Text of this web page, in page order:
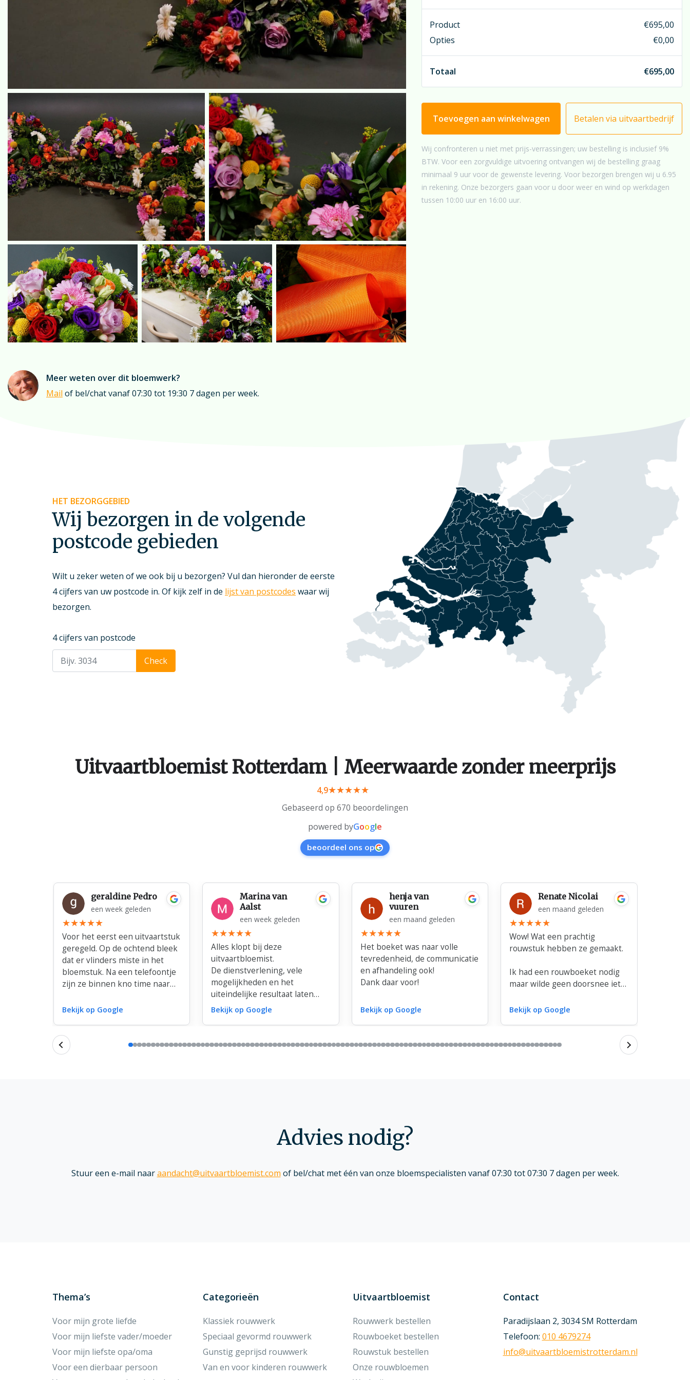
Meer weten over dit bloemwerk?
Mail of bel/chat vanaf 07:30 tot 19:30 7 dagen per week.
Overweegt u een (bedrukt) rouwlint? Denk dan eens aan oranje. U
bereikt dan een zeer goede match met de oranje trosrozen. Maar
natuurlijk kan er veel meer; kijkt u hiervoor even bij“rouwlint”; u
treft hier een reuzenkeuze aan linten.
Product €695,00
Opties
€0,00
Totaal €695,00
Toevoegen aan winkelwagen Betalen via uitvaartbedrijf
Wij confronteren u niet met prijs-verrassingen; uw bestelling is inclusief 9%
BTW. Voor een zorgvuldige uitvoering ontvangen wij de bestelling graag
minimaal 9 uur voor de gewenste levering. Voor bezorgen brengen wij u 6.95
in rekening. Onze bezorgers gaan voor u door weer en wind op werkdagen
tussen 10:00 uur en 16:00 uur.
HET BEZORGGEBIED
Wij bezorgen in de volgende
postcode gebieden
Wilt u zeker weten of we ook bij u bezorgen? Vul dan hieronder de eerste
4 cijfers van uw postcode in. Of kijk zelf in de lijst van postcodes waar wij
bezorgen.
4 cijfers van postcode
Check
Uitvaartbloemist Rotterdam | Meerwaarde zonder meerprijs
4,9
Gebaseerd op 670 beoordelingen
powered byGoogle
beoordeel ons op
geraldine Pedro
een week geleden
Voor het eerst een uitvaartstuk
geregeld. Op de ochtend bleek
dat er vlinders miste in het
bloemstuk. Na een telefoontje
zijn ze binnen kno time naar
vlinders om alsnog in het
Bekijk op Google
Marina van
Aalst
een week geleden
Alles klopt bij deze
uitvaartbloemist.
De dienstverlening, vele
mogelijkheden en het
uiteindelijke resultaat laten
niets te wensen over.
en liefde is gemaakt!
Bekijk op Google
henja van
vuuren
een maand geleden
Het boeket was naar volle
tevredenheid, de communicatie
en afhandeling ook!
Dank daar voor!
Bekijk op Google
Renate Nicolai
een maand geleden
Wow! Wat een prachtig
rouwstuk hebben ze gemaakt.
Ik had een rouwboeket nodig
maar wilde geen doorsnee iets.
gedacht en verschillende
opgemaakt en de afhandeling
Bekijk op Google
Advies nodig?
Stuur een e-mail naaraandacht@uitvaartbloemist.com of bel/chat met één van onze bloemspecialisten vanaf 07:30 tot 07:30 7 dagen per week.
Thema’s
Voor mijn grote liefde
Voor mijn liefste vader/moeder
Voor mijn liefste opa/oma
Voor een dierbaar persoon
Categorieën
Klassiek rouwwerk
Speciaal gevormd rouwwerk
Gunstig geprijsd rouwwerk
Van en voor kinderen rouwwerk
Uitvaartbloemist
Rouwwerk bestellen
Rouwboeket bestellen
Rouwstuk bestellen
Onze rouwbloemen
Contact
Paradijslaan 2, 3034 SM Rotterdam
Telefoon: 010 4679274
info@uitvaartbloemistrotterdam.nl